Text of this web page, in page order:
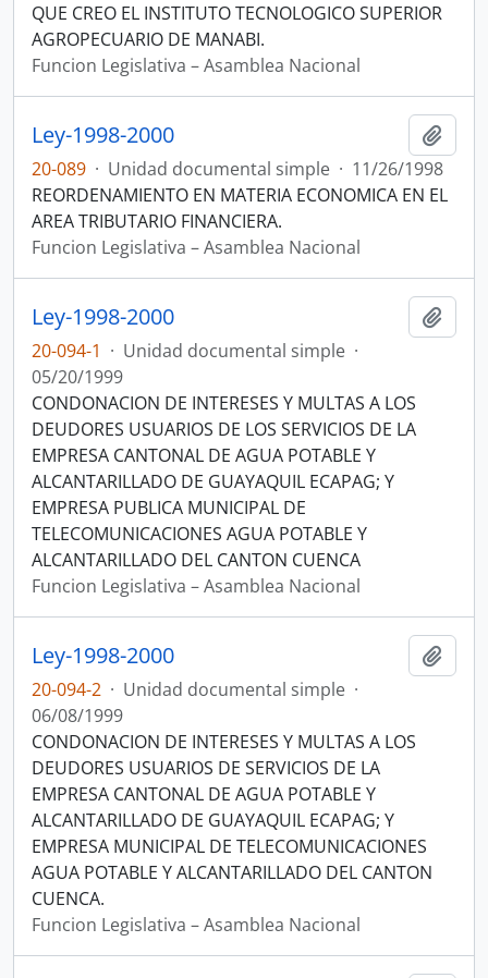
QUE CREO EL INSTITUTO TECNOLOGICO SUPERIOR
AGROPECUARIO DE MANABI.
Funcion Legislativa – Asamblea Nacional
Ley-1998-2000
20-089 · Unidad documental simple · 11/26/1998
REORDENAMIENTO EN MATERIA ECONOMICA EN EL
AREA TRIBUTARIO FINANCIERA.
Funcion Legislativa – Asamblea Nacional
Ley-1998-2000
20-094-1 · Unidad documental simple ·
05/20/1999
CONDONACION DE INTERESES Y MULTAS A LOS
DEUDORES USUARIOS DE LOS SERVICIOS DE LA
EMPRESA CANTONAL DE AGUA POTABLE Y
ALCANTARILLADO DE GUAYAQUIL ECAPAG; Y
EMPRESA PUBLICA MUNICIPAL DE
TELECOMUNICACIONES AGUA POTABLE Y
ALCANTARILLADO DEL CANTON CUENCA
Funcion Legislativa – Asamblea Nacional
Ley-1998-2000
20-094-2 · Unidad documental simple ·
06/08/1999
CONDONACION DE INTERESES Y MULTAS A LOS
DEUDORES USUARIOS DE SERVICIOS DE LA
EMPRESA CANTONAL DE AGUA POTABLE Y
ALCANTARILLADO DE GUAYAQUIL ECAPAG; Y
EMPRESA MUNICIPAL DE TELECOMUNICACIONES
AGUA POTABLE Y ALCANTARILLADO DEL CANTON
CUENCA.
Funcion Legislativa – Asamblea Nacional